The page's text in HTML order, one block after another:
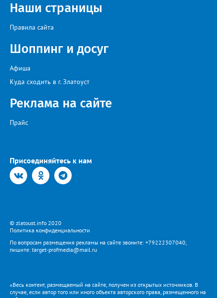
Наши страницы
Правила сайта
Шоппинг и досуг
Афиша
Куда сходить в г. Златоуст
Реклама на сайте
Прайс
Присоединяйтесь к нам
© zlatoust.info 2020
Политика конфиденциальности
По вопросам размещения рекламы на сайте звоните: +79222307040,
пишите: target-profmedia@mail.ru
«Весь контент, размещаемый на сайте, получен из открытых источников. В
случае, если автор того или иного объекта авторского права, размещенного на